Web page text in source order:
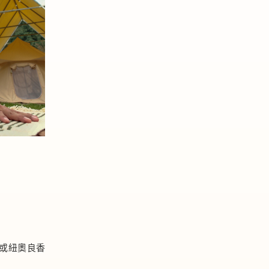
紐奧良香